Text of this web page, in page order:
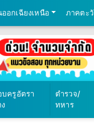
อกเฉียงเหนือ ภาคตะ
บครูอัตรา
ตำรวจ/
ทหาร